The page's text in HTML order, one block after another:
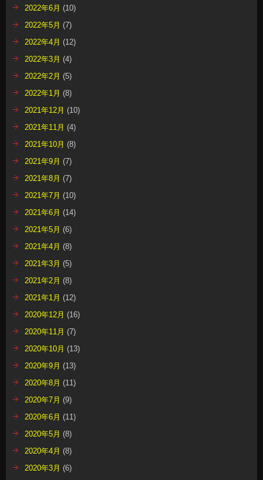
2022年6月 (10)
2022年5月 (7)
2022年4月 (12)
2022年3月 (4)
2022年2月 (5)
2022年1月 (8)
2021年12月 (10)
2021年11月 (4)
2021年10月 (8)
2021年9月 (7)
2021年8月 (7)
2021年7月 (10)
2021年6月 (14)
2021年5月 (6)
2021年4月 (8)
2021年3月 (5)
2021年2月 (8)
2021年1月 (12)
2020年12月 (16)
2020年11月 (7)
2020年10月 (13)
2020年9月 (13)
2020年8月 (11)
2020年7月 (9)
2020年6月 (11)
2020年5月 (8)
2020年4月 (8)
2020年3月 (6)